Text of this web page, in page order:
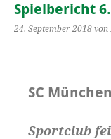
Spielbericht
24. September 2018 von
SC
Sportclub